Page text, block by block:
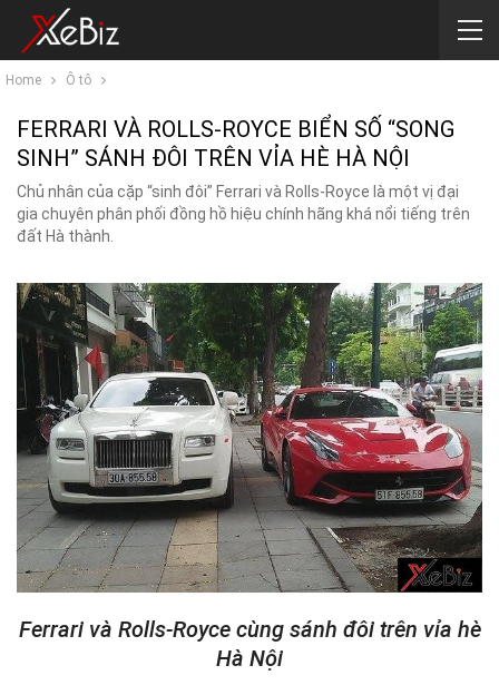
Home Ô tô
FERRARI VÀ ROLLS-ROYCE BIỂN SỐ “SONG
SINH” SÁNH ĐÔI TRÊN VỈA HÈ HÀ NỘI
Chủ nhân của cặp “sinh đôi” Ferrari và Rolls-Royce là một vị đại
gia chuyên phân phối đồng hồ hiệu chính hãng khá nổi tiếng trên
đất Hà thành.
Ferrari và Rolls-Royce cùng sánh đôi trên vỉa hè
Hà Nội